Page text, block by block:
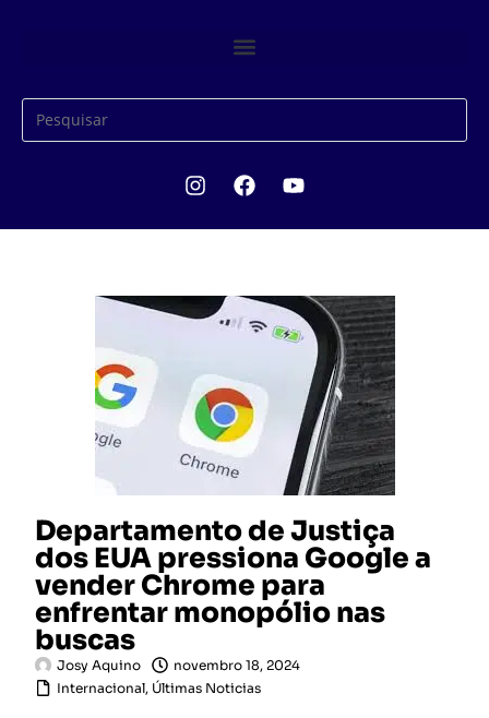
Departamento de Justiça
dos EUA pressiona Google a
vender Chrome para
enfrentar monopólio nas
buscas
Josy Aquino
novembro 18, 2024
Internacional, Últimas Noticias